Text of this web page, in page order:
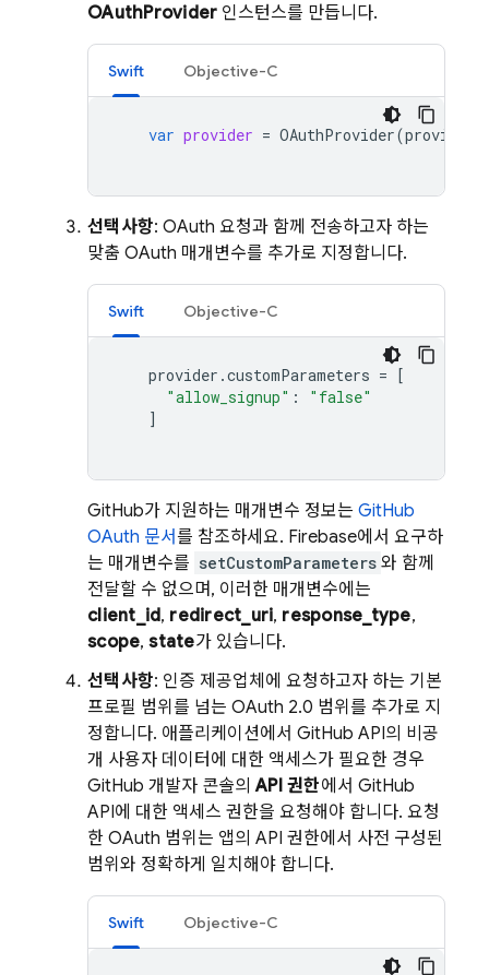
OAuthProvider 인스턴스를 만듭니다.
Swift Objective-C
var provider = OAuthProvider(
선택사항: OAuth 요청과 함께 전송하고자 하는
맞춤 OAuth 매개변수를 추가로 지정합니다.
Swift Objective-C
provider .customParameters = [
"allow_signup" :
"false"
]
GitHub가 지원하는 매개변수 정보는 GitHub
OAuth 문서를 참조하세요. Firebase에서 요구하
는 매개변수를 setCustomParameters 와 함께
전달할 수 없으며, 이러한 매개변수에는
client_id, redirect_uri, response_type,
scope,state가 있습니다.
선택사항: 인증 제공업체에 요청하고자 하는 기본
프로필 범위를 넘는 OAuth 2.0 범위를 추가로 지
정합니다. 애플리케이션에서 GitHub API의 비공
개 사용자 데이터에 대한 액세스가 필요한 경우
GitHub 개발자 콘솔의API 권한에서 GitHub
API에 대한 액세스 권한을 요청해야 합니다. 요청
한 OAuth 범위는 앱의 API 권한에서 사전 구성된
범위와 정확하게 일치해야 합니다.
Swift Objective-C